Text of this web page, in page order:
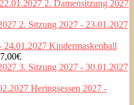
2. Damensitzung 2027
2. Sitzung 2027 - 23.01.2027
Kindermaskenball
7,00€
3. Sitzung 2027 - 30.01.2027
Heringsessen 2027 -